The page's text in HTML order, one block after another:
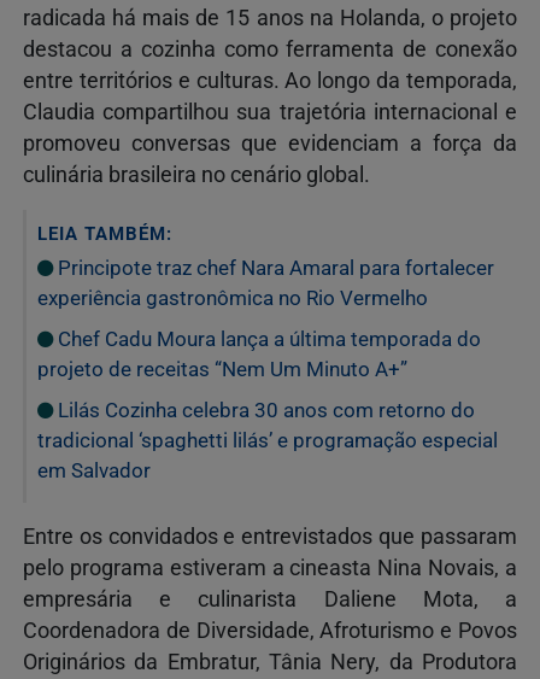
radicada há mais de 15 anos na Holanda, o projeto
destacou a cozinha como ferramenta de conexão
entre territórios e culturas. Ao longo da temporada,
Claudia compartilhou sua trajetória internacional e
promoveu conversas que evidenciam a força da
culinária brasileira no cenário global.
LEIA TAMBÉM:
Principote traz chef Nara Amaral para fortalecer
experiência gastronômica no Rio Vermelho
Chef Cadu Moura lança a última temporada do
projeto de receitas “Nem Um Minuto A+”
Lilás Cozinha celebra 30 anos com retorno do
tradicional ‘spaghetti lilás’ e programação especial
em Salvador
Entre os convidados e entrevistados que passaram
pelo programa estiveram a cineasta Nina Novais, a
empresária e culinarista Daliene Mota, a
Coordenadora de Diversidade, Afroturismo e Povos
Originários da Embratur, Tânia Nery, da Produtora